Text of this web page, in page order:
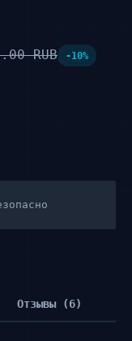
RUB -10%
Отзывы (6)